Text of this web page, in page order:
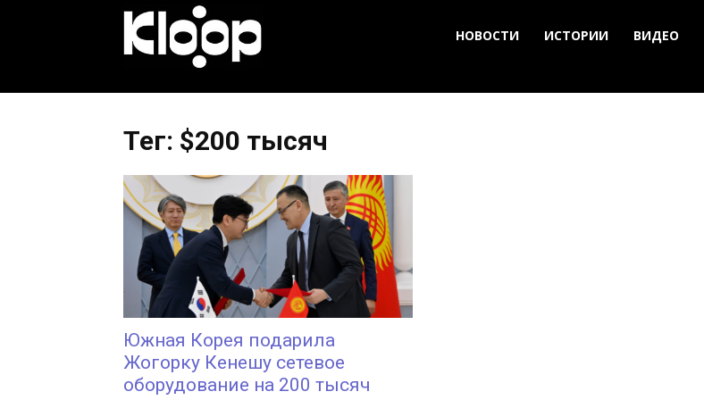
Новости
Кыргызстана
НОВОСТИ ИСТОРИИ ВИДЕО
Тег: $200 тысяч
Южная Корея подарила
Жогорку Кенешу сетевое
оборудование на 200 тысяч